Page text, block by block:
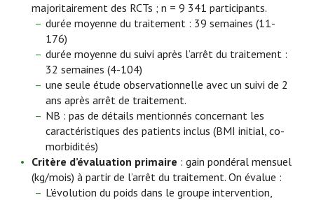
majoritairement des RCTs ; n = 9 341 participants.
durée moyenne du traitement : 39 semaines (11-
176)
durée moyenne du suivi après l’arrêt du traitement :
32 semaines (4-104)
une seule étude observationnelle avec un suivi de 2
ans après arrêt de traitement.
NB : pas de détails mentionnés concernant les
caractéristiques des patients inclus (BMI initial, co-
morbidités)
Critère d’évaluation primaire : gain pondéral mensuel
(kg/mois) à partir de l’arrêt du traitement. On évalue :
L’évolution du poids dans le groupe intervention,